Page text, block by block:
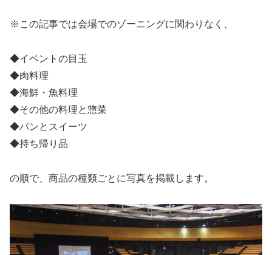
※この記事では会場でのゾーニングに関わりなく、
◆イベントの目玉
◆肉料理
◆海鮮・魚料理
◆その他の料理と惣菜
◆パンとスイーツ
◆持ち帰り品
の順で、商品の種類ごとに写真を掲載します。